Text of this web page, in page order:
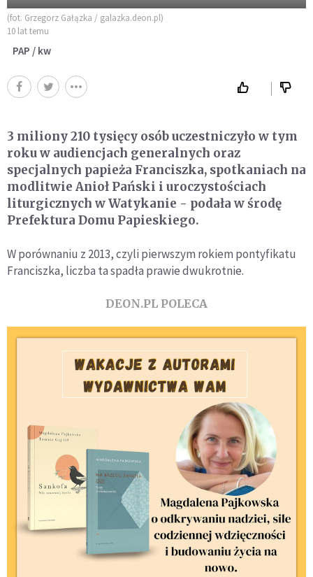
(fot. Grzegorz Gałązka / galazka.deon.pl)
10 lat temu
PAP / kw
3 miliony 210 tysięcy osób uczestniczyło w tym
roku w audiencjach generalnych oraz
specjalnych papieża Franciszka, spotkaniach na
modlitwie Anioł Pański i uroczystościach
liturgicznych w Watykanie - podała w środę
Prefektura Domu Papieskiego.
W porównaniu z 2013, czyli pierwszym rokiem pontyfikatu
Franciszka, liczba ta spadła prawie dwukrotnie.
DEON.PL POLECA